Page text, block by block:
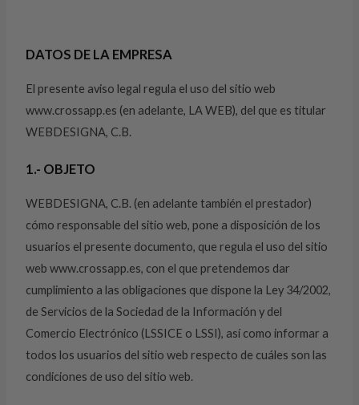
DATOS DE LA EMPRESA
El presente aviso legal regula el uso del sitio web
www.crossapp.es (en adelante, LA WEB), del que es titular
WEBDESIGNA, C.B.
1.- OBJETO
WEBDESIGNA, C.B. (en adelante también el prestador)
cómo responsable del sitio web, pone a disposición de los
usuarios el presente documento, que regula el uso del sitio
web www.crossapp.es, con el que pretendemos dar
cumplimiento a las obligaciones que dispone la Ley 34/2002,
de Servicios de la Sociedad de la Información y del
Comercio Electrónico (LSSICE o LSSI), así como informar a
todos los usuarios del sitio web respecto de cuáles son las
condiciones de uso del sitio web.